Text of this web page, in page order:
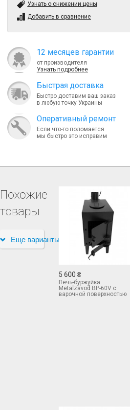
Узнать о снижении цены
Добавить в сравнение
12 месяцев гарантии
от производителя
Узнать подробнее
Быcтрая доставка
Быстро доставим ваш заказ
в любую точку Украины
Оперативный ремонт
Если что-то поломается
мы быстро это исправим
Похожие
товары
Еще варианты
5 600 ₴
Печь-буржуйка
Metalzavod BP-60V с
варочной поверхностью